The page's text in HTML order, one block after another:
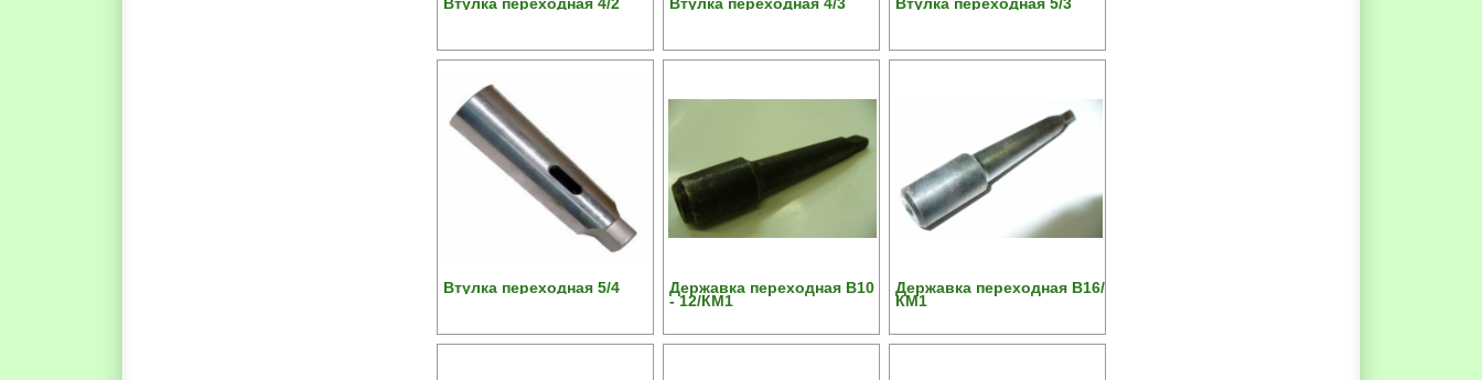
Втулка переходная 5/4 Державка переходная В10
- 12/КМ1
Державка переходная В16/
КМ1